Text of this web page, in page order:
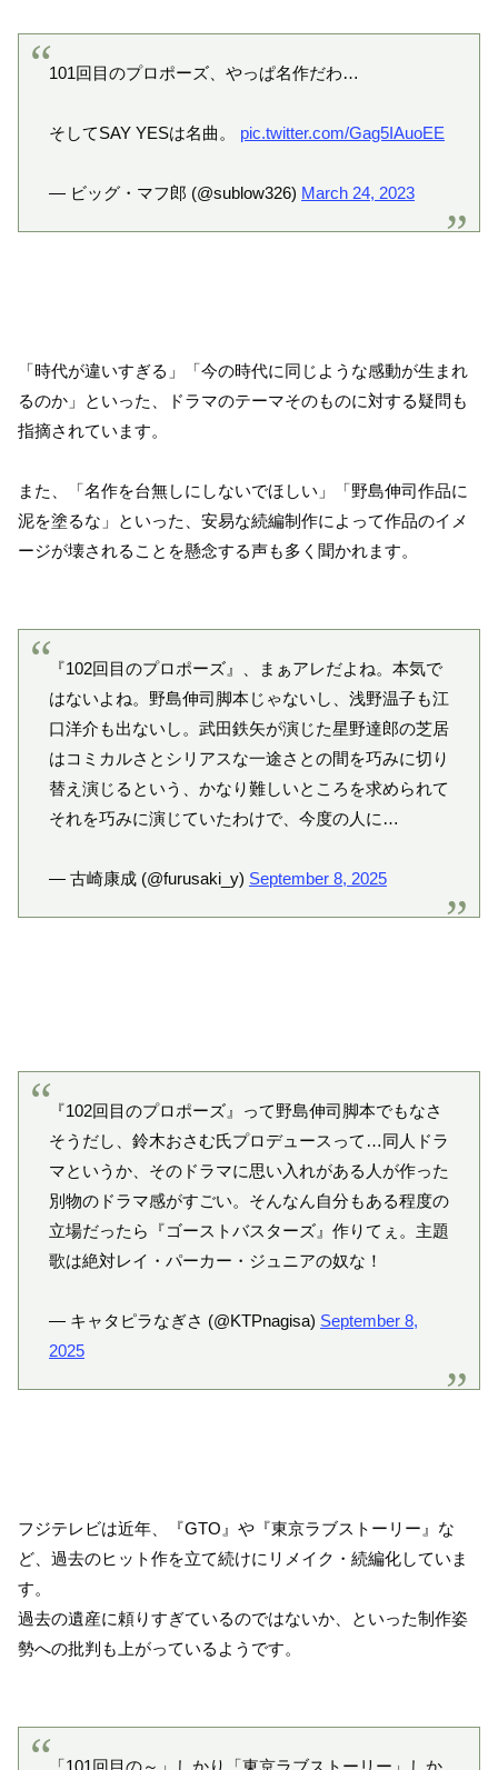
101回目のプロポーズ、やっぱ名作だわ…
そしてSAY YESは名曲。 pic.twitter.com/Gag5IAuoEE
— ビッグ・マフ郎 (@sublow326) March 24, 2023
「時代が違いすぎる」「今の時代に同じような感動が生まれ
るのか」といった、ドラマのテーマそのものに対する疑問も
指摘されています。
また、「名作を台無しにしないでほしい」「野島伸司作品に
泥を塗るな」といった、安易な続編制作によって作品のイメ
ージが壊されることを懸念する声も多く聞かれます。
『102回目のプロポーズ』、まぁアレだよね。本気で
はないよね。野島伸司脚本じゃないし、浅野温子も江
口洋介も出ないし。武田鉄矢が演じた星野達郎の芝居
はコミカルさとシリアスな一途さとの間を巧みに切り
替え演じるという、かなり難しいところを求められて
それを巧みに演じていたわけで、今度の人に…
— 古崎康成 (@furusaki_y) September 8, 2025
『102回目のプロポーズ』って野島伸司脚本でもなさ
そうだし、鈴木おさむ氏プロデュースって…同人ドラ
マというか、そのドラマに思い入れがある人が作った
別物のドラマ感がすごい。そんなん自分もある程度の
立場だったら『ゴーストバスターズ』作りてぇ。主題
歌は絶対レイ・パーカー・ジュニアの奴な！
— キャタピラなぎさ (@KTPnagisa) September 8,
2025
フジテレビは近年、『GTO』や『東京ラブストーリー』な
ど、過去のヒット作を立て続けにリメイク・続編化していま
す。
過去の遺産に頼りすぎているのではないか、といった制作姿
勢への批判も上がっているようです。
「101回目の～」しかり「東京ラブストーリー」しか